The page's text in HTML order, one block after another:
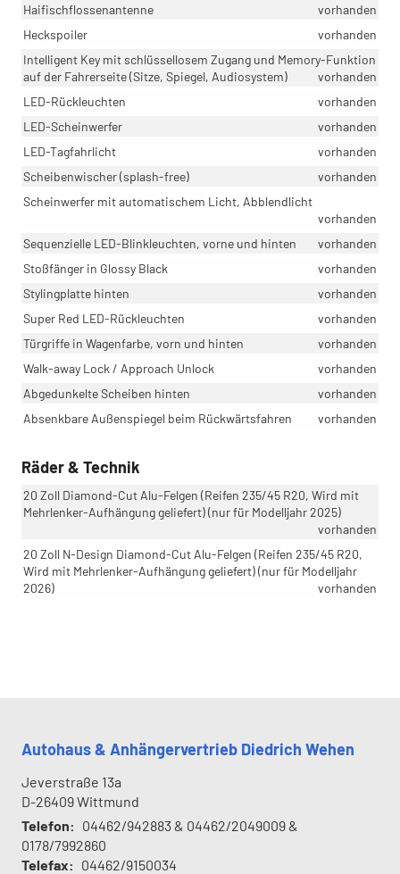
Haifischflossenantenne
vorhanden
Heckspoiler
vorhanden
Intelligent Key mit schlüssellosem Zugang und Memory-Funktion
auf der Fahrerseite (Sitze, Spiegel, Audiosystem)
vorhanden
LED-Rückleuchten
vorhanden
LED-Scheinwerfer
vorhanden
LED-Tagfahrlicht
vorhanden
Scheibenwischer (splash-free)
vorhanden
Scheinwerfer mit automatischem Licht, Abblendlicht
vorhanden
Sequenzielle LED-Blinkleuchten, vorne und hinten
vorhanden
Stoßfänger in Glossy Black
vorhanden
Stylingplatte hinten
vorhanden
Super Red LED-Rückleuchten
vorhanden
Türgriffe in Wagenfarbe, vorn und hinten
vorhanden
Walk-away Lock / Approach Unlock
vorhanden
Abgedunkelte Scheiben hinten
vorhanden
Absenkbare Außenspiegel beim Rückwärtsfahren
vorhanden
Räder & Technik
20 Zoll Diamond-Cut Alu-Felgen (Reifen 235/45 R20, Wird mit
Mehrlenker-Aufhängung geliefert) (nur für Modelljahr 2025)
vorhanden
20 Zoll N-Design Diamond-Cut Alu-Felgen (Reifen 235/45 R20,
Wird mit Mehrlenker-Aufhängung geliefert) (nur für Modelljahr
2026)
vorhanden
Autohaus & Anhängervertrieb Diedrich Wehen
Jeverstraße 13a
D-26409Wittmund
Telefon: 04462/942883 & 04462/2049009 &
0178/7992860
Telefax: 04462/9150034